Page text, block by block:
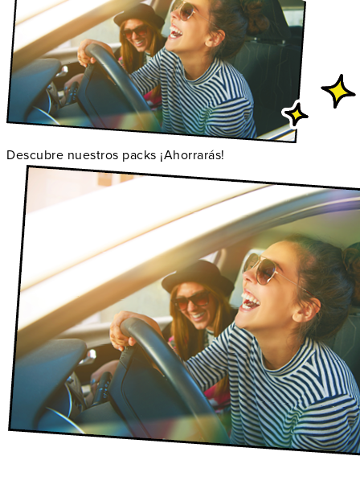
Descubre nuestros packs ¡Ahorrarás!